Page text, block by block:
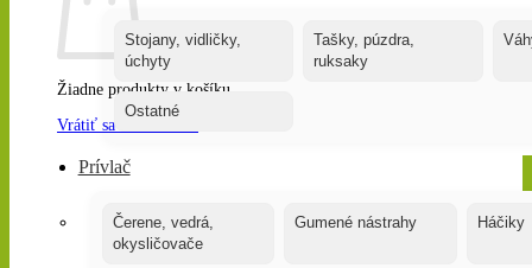
Žiadne produkty v košíku.
Vrátiť sa do obchodu
Stojany, vidličky,
úchyty
Tašky, púzdra,
ruksaky
Ostatné
Prívlač
Čerene, vedrá,
okysličovače
Gumené nástrahy Háčiky